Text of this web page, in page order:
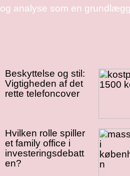
analyse som en
Beskyttelse og stil:
Vigtigheden af det
rette telefoncover
Hvilken rolle spiller
et family office i
investeringsdebatt
en?